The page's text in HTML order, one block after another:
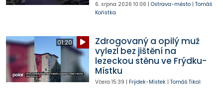
6. srpna 2026 10:06 | Ostrava-město| Tomáš
Kořistka
01:20
Zdrogovaný a opilý muž
vylezl bez jištění na
lezeckou stěnu ve Frýdku-
Místku
Včera 15:39 | Frýdek-Místek| Tomáš Tikal